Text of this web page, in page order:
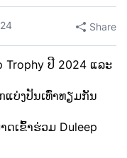
Share
Trophy ປີ 2024 ແລະ
ແບ່ງປັນເທົ່າທຽມກັນ
ເຂົ້າຮ່ວມ Duleep